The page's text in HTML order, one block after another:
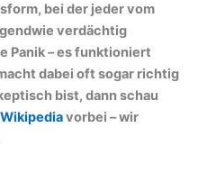
bei der jeder vom
verdächtig
Panik – es funktioniert
dabei oft sogar richtig
bist, dann schau
Wikipediavorbei – wir